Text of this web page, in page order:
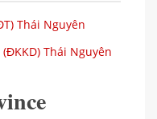
Thái Nguyên
Thái Nguyên